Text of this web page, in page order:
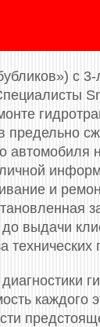
с 3-
предельно
автомобиля
и
выдачи
каждого